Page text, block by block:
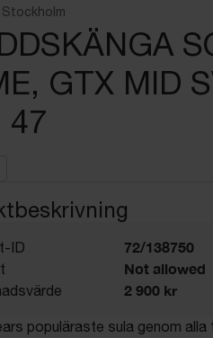
Stockholm
GTX MID
47
ID 72/138750
Not allowed
2 900 kr
populäraste sula genom alla